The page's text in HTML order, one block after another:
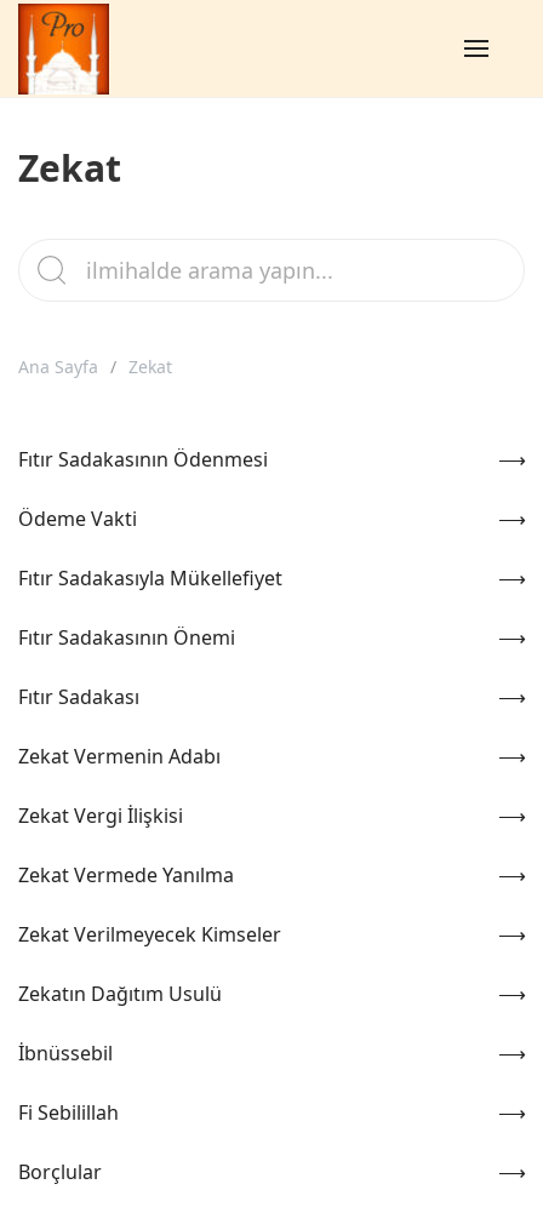
Zekat
Ana Sayfa Zekat
Fıtır Sadakasının Ödenmesi
Ödeme Vakti
Fıtır Sadakasıyla Mükellefiyet
Fıtır Sadakasının Önemi
Fıtır Sadakası
Zekat Vermenin Adabı
Zekat Vergi İlişkisi
Zekat Vermede Yanılma
Zekat Verilmeyecek Kimseler
Zekatın Dağıtım Usulü
İbnüssebil
Fi Sebilillah
Borçlular